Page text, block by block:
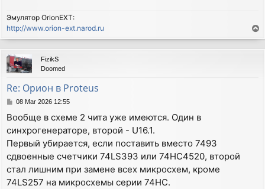
Эмулятор OrionEXT:
http://www.orion-ext.narod.ru
o
p
FizikS
Doomed
Re: Орион в Proteus
P
s
t
08 Mar 2026 12:55
Вообще в схеме 2 чита уже имеются. Один в
синхрогенераторе, второй - U16.1.
Первый убирается, если поставить вместо 7493
сдвоенные счетчики 74LS393 или 74HC4520, второй
стал лишним при замене всех микросхем, кроме
74LS257 на микросхемы серии 74HC.